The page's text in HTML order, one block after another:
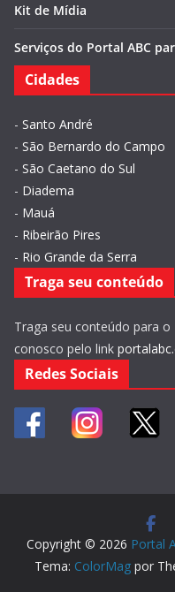
Kit de Mídia
Serviços do Portal ABC
Cidades
- Santo André
- São Bernardo do Campo
- São Caetano do Sul
- Diadema
- Mauá
- Ribeirão Pires
- Rio Grande da Serra
Traga seu conteúdo
Traga seu conteúdo para
conosco pelo link
Redes Sociais
Copyright © 2026 Portal
Tema: ColorMagpor